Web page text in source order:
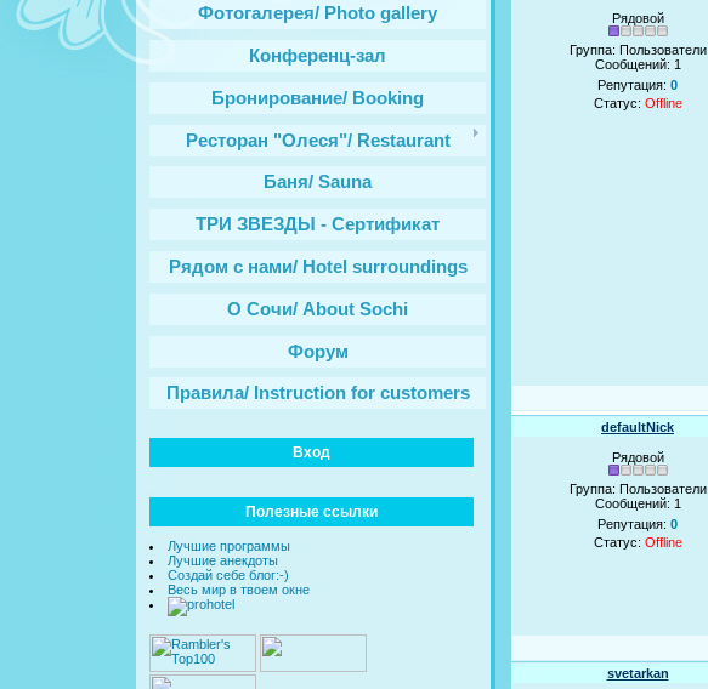
Фотогалерея/ Photo gallery
Конференц-зал
Бронирование/ Booking
Ресторан "Олеся"/ Restaurant
Баня/ Sauna
ТРИ ЗВЕЗДЫ - Сертификат
Рядом с нами/ Hotel surroundings
О Сочи/ About Sochi
Форум
Правила/ Instruction for customers
Вход
Полезные ссылки
Лучшие программы
Лучшие анекдоты
Создай себе блог:-)
Весь мир в твоем окне
Рядовой
Группа: Пользователи
Сообщений: 1
Репутация: 0
Статус: Offline
defaultNick
Рядовой
Группа: Пользователи
Сообщений: 1
Репутация: 0
Статус: Offline
svetarkan